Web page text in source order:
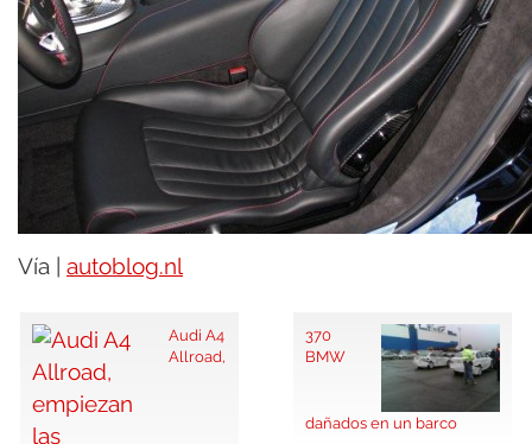
Vía | autoblog.nl
Audi A4
Allroad,
370
BMW
dañados en un barco